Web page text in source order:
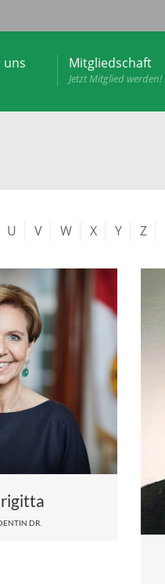
uns Mitgliedschaft
Jetzt Mitglied werden!
U V W X Y Z
DR.